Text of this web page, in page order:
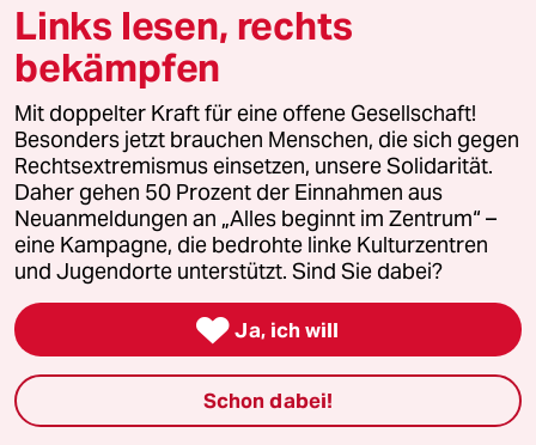
Freie Rede
reingehen
Newsletter
team zukunft
taz frisch
taz zahl ich
Links lesen, rechts
bekämpfen
Mit doppelter Kraft für eine offene Gesellschaft!
Besonders jetzt brauchen Menschen, die sich gegen
Rechtsextremismus einsetzen, unsere Solidarität.
Daher gehen 50 Prozent der Einnahmen aus
Neuanmeldungen an „Alles beginnt im Zentrum“ –
eine Kampagne, die bedrohte linke Kulturzentren
und Jugendorte unterstützt. Sind Sie dabei?
 Ja, ich will
Schon dabei!